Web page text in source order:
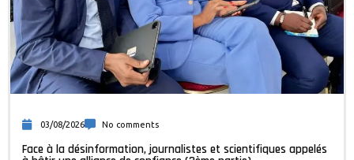
03/08/2026 No comments
Face à la désinformation, journalistes et scientifiques appelés